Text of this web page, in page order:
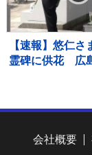
【速報】悠仁さ
霊碑に供花 広
会社概要